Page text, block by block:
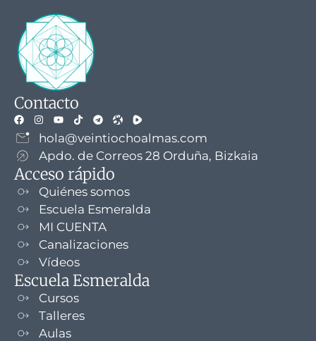
Contacto
hola@veintiochoalmas.com
Apdo. de Correos 28 Orduña, Bizkaia
Acceso rápido
Quiénes somos
Escuela Esmeralda
MI CUENTA
Canalizaciones
Vídeos
Escuela Esmeralda
Cursos
Talleres
Aulas